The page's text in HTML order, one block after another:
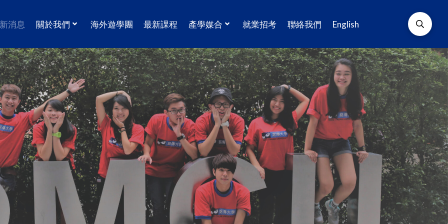
消息 關於我們 海外遊學團 最新課程 產學媒合 就業招考 聯絡我們 English